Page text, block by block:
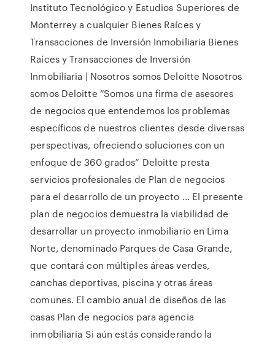
Instituto Tecnológico y Estudios Superiores de
Monterrey a cualquier Bienes Raíces y
Transacciones de Inversión Inmobiliaria Bienes
Raíces y Transacciones de Inversión
Inmobiliaria | Nosotros somos Deloitte Nosotros
somos Deloitte “Somos una firma de asesores
de negocios que entendemos los problemas
específicos de nuestros clientes desde diversas
perspectivas, ofreciendo soluciones con un
enfoque de 360 grados” Deloitte presta
servicios profesionales de Plan de negocios
para el desarrollo de un proyecto ... El presente
plan de negocios demuestra la viabilidad de
desarrollar un proyecto inmobiliario en Lima
Norte, denominado Parques de Casa Grande,
que contará con múltiples áreas verdes,
canchas deportivas, piscina y otras áreas
comunes. El cambio anual de diseños de las
casas Plan de negocios para agencia
inmobiliaria Si aún estás considerando la